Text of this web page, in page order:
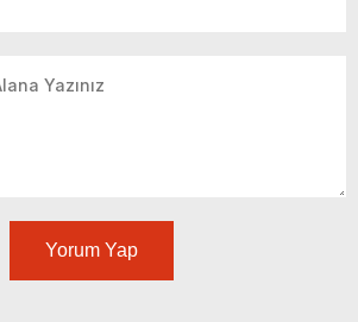
Yorum Yap